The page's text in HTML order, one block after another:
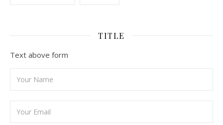
TITLE
Text above form